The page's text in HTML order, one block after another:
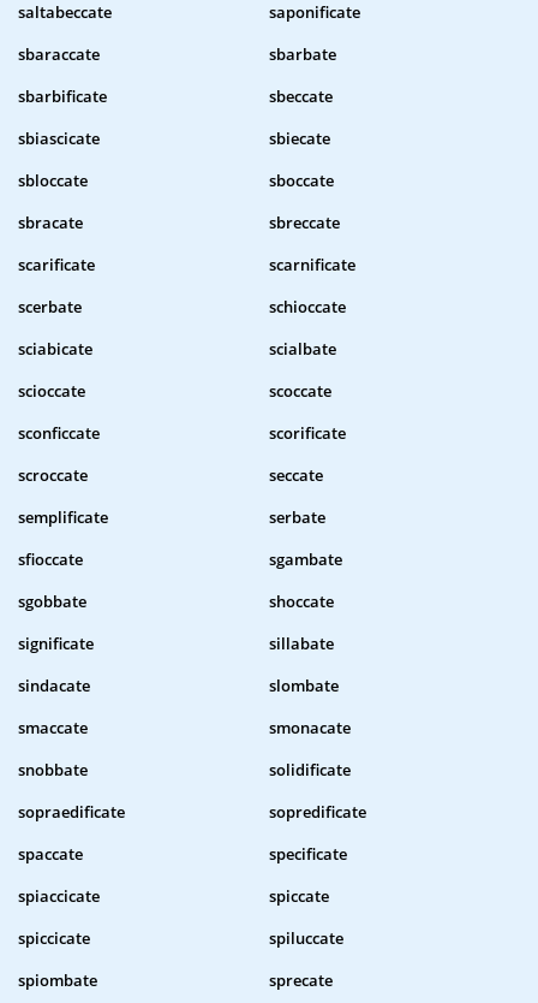
saltabeccate
saponificate
sbaraccate
sbarbate
sbarbificate
sbeccate
sbiascicate
sbiecate
sbloccate
sboccate
sbracate
sbreccate
scarificate
scarnificate
scerbate
schioccate
sciabicate
scialbate
scioccate
scoccate
sconficcate
scorificate
scroccate
seccate
semplificate
serbate
sfioccate
sgambate
sgobbate
shoccate
significate
sillabate
sindacate
slombate
smaccate
smonacate
snobbate
solidificate
sopraedificate
sopredificate
spaccate
specificate
spiaccicate
spiccate
spiccicate
spiluccate
spiombate
sprecate